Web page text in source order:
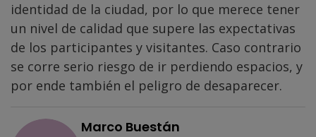
identidad de la ciudad, por lo que merece tener
un nivel de calidad que supere las expectativas
de los participantes y visitantes. Caso contrario
se corre serio riesgo de ir perdiendo espacios, y
por ende también el peligro de desaparecer.
Marco Buestán